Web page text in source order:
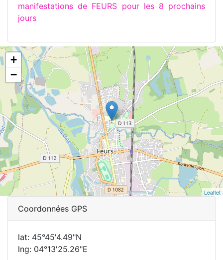
manifestations de FEURS pour les 8 prochains
jours
+
−
Leaflet
Coordonnées GPS
lat: 45°45'4.49"N
lng: 04°13'25.26"E